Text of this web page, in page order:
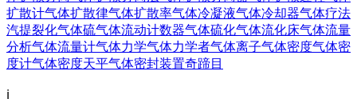
扩散计气体扩散律气体扩散率气体冷凝液气体冷却器气体疗法
汽提裂化气体硫气体流动计数器气体硫化气体流化床气体流量
分析气体流量计气体力学气体力学者气体离子气体密度气体密
度计气体密度天平气体密封装置奇蹄目
ℹ️